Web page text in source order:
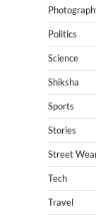
Politics
Science
Shiksha
Sports
Stories
Street
Tech
Travel